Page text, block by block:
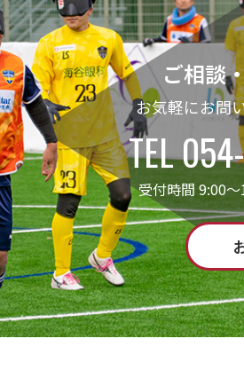
ご相談
お気軽にお問
TEL
受付時間 9:00